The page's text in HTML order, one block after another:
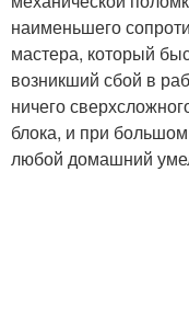
наименьшего
мастера, который
возникший сбой в
ничего
блока, и при
любой домашний